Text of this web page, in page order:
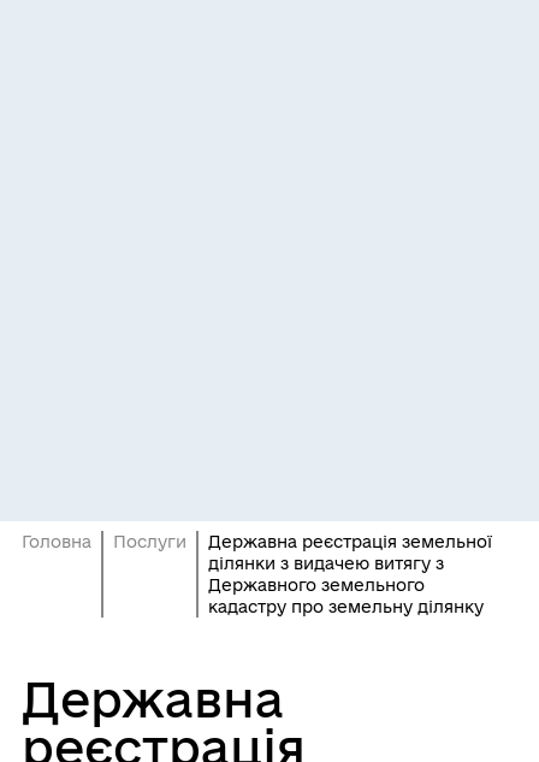
Головна Послуги
Державна реєстрація земельної
ділянки з видачею витягу з
Державного земельного
кадастру про земельну ділянку
Державна
реєстрація